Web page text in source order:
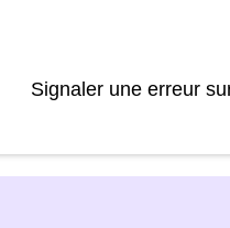
Signaler une erreur